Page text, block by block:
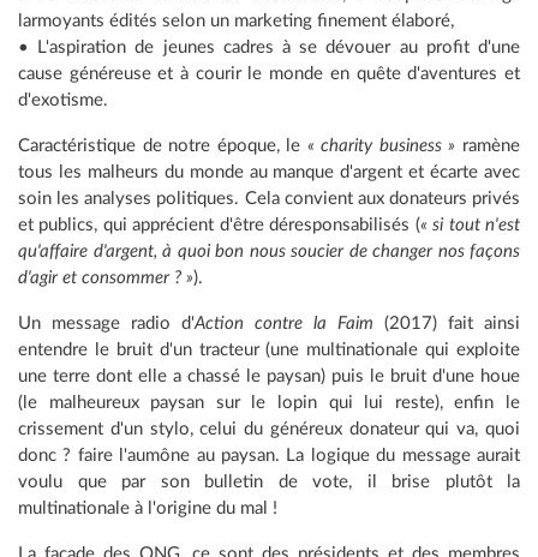
larmoyants édités selon un marketing finement élaboré,
• L'aspiration de jeunes cadres à se dévouer au profit d'une
cause généreuse et à courir le monde en quête d'aventures et
d'exotisme.
Caractéristique de notre époque, le « charity business » ramène
tous les malheurs du monde au manque d'argent et écarte avec
soin les analyses politiques. Cela convient aux donateurs privés
et publics, qui apprécient d'être déresponsabilisés (« si tout n'est
qu'affaire d'argent, à quoi bon nous soucier de changer nos façons
d'agir et consommer ? »).
Un message radio d'Action contre la Faim (2017) fait ainsi
entendre le bruit d'un tracteur (une multinationale qui exploite
une terre dont elle a chassé le paysan) puis le bruit d'une houe
(le malheureux paysan sur le lopin qui lui reste), enfin le
crissement d'un stylo, celui du généreux donateur qui va, quoi
donc ? faire l'aumône au paysan. La logique du message aurait
voulu que par son bulletin de vote, il brise plutôt la
multinationale à l'origine du mal !